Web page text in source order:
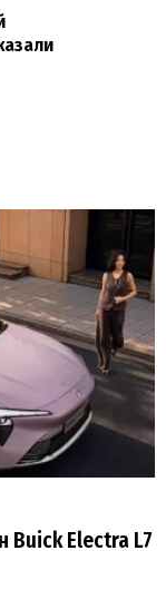
Buick Electra L7